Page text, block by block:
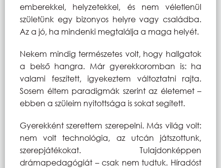
emberekkel, helyzetekkel, és nem véletlenül
születünk egy bizonyos helyre vagy családba.
Az a jó, ha mindenki megtalálja a maga helyét.
Nekem mindig természetes volt, hogy hallgatok
a belső hangra. Már gyerekkoromban is: ha
valami feszített, igyekeztem változtatni rajta.
Sosem éltem paradigmák szerint az életemet –
ebben a szüleim nyitottsága is sokat segített.
Gyerekként szerettem szerepelni. Más világ volt:
nem volt technológia, az utcán játszottunk,
szerepjátékokat. Tulajdonképpen
drámapedagógiát – csak nem tudtuk. Híradóst